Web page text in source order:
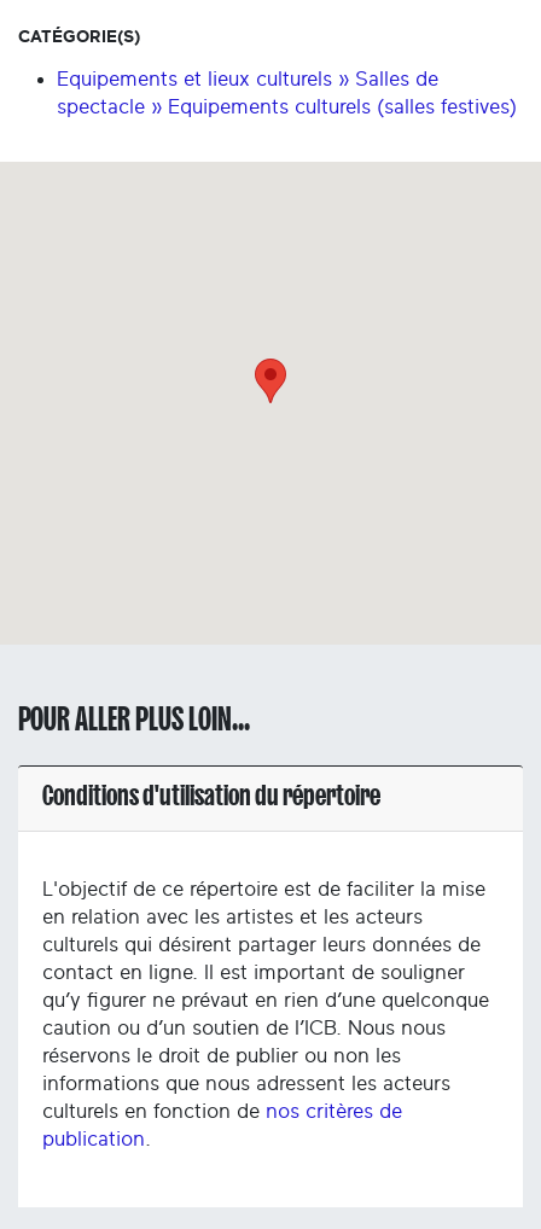
CATÉGORIE(S)
Equipements et lieux culturels » Salles de
spectacle » Equipements culturels (salles festives)
POUR ALLER PLUS LOIN...
Conditions d'utilisation du répertoire
L'objectif de ce répertoire est de faciliter la mise
en relation avec les artistes et les acteurs
culturels qui désirent partager leurs données de
contact en ligne. Il est important de souligner
qu’y figurer ne prévaut en rien d’une quelconque
caution ou d’un soutien de l’ICB. Nous nous
réservons le droit de publier ou non les
informations que nous adressent les acteurs
culturels en fonction de nos critères de
publication